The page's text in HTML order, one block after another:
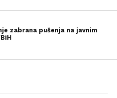
zabrana pušenja na javnim